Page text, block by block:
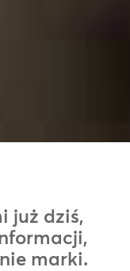
już dziś,
marki.